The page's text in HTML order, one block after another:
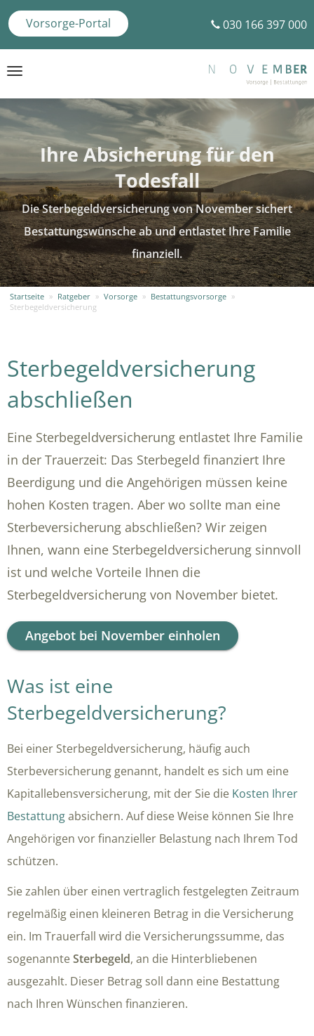
030 166 397 000
Vorsorge-Portal
Toggle
Ihre Absicherung für den
Todesfall
Die Sterbegeldversicherung von November sichert
Bestattungswünsche ab und entlastet Ihre Familie
finanziell.
Startseite » Ratgeber » Vorsorge » Bestattungsvorsorge »
Sterbegeldversicherung
Sterbegeldversicherung
abschließen
Eine Sterbegeldversicherung entlastet Ihre Familie
in der Trauerzeit: Das Sterbegeld finanziert Ihre
Beerdigung und die Angehörigen müssen keine
hohen Kosten tragen. Aber wo sollte man eine
Sterbeversicherung abschließen? Wir zeigen
Ihnen, wann eine Sterbegeldversicherung sinnvoll
ist und welche Vorteile Ihnen die
Sterbegeldversicherung von November bietet.
Angebot bei November einholen
Was ist eine
Sterbegeldversicherung?
Bei einer Sterbegeldversicherung, häufig auch
Sterbeversicherung genannt, handelt es sich um eine
Kapitallebensversicherung, mit der Sie die Kosten Ihrer
Bestattungabsichern. Auf diese Weise können Sie Ihre
Angehörigen vor finanzieller Belastung nach Ihrem Tod
schützen.
Sie zahlen über einen vertraglich festgelegten Zeitraum
regelmäßig einen kleineren Betrag in die Versicherung
ein. Im Trauerfall wird die Versicherungssumme, das
sogenannteSterbegeld, an die Hinterbliebenen
ausgezahlt. Dieser Betrag soll dann eine Bestattung
nach Ihren Wünschen finanzieren.